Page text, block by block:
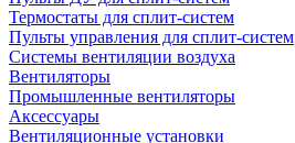
Термостаты для сплит-систем
Пульты управления для сплит-систем
Системы вентиляции воздуха
Вентиляторы
Промышленные вентиляторы
Аксессуары
Вентиляционные установки